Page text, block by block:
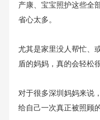
产康、宝宝照护这些全
省心太多。
尤其是家里没人帮忙、
盾的妈妈，真的会轻松
对于很多深圳妈妈来说
给自己一次真正被照顾